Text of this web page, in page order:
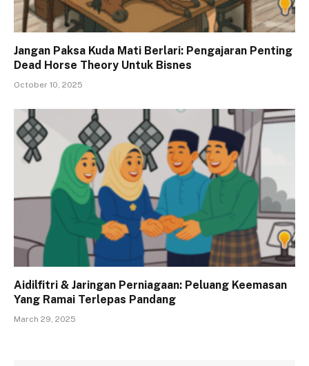
Jangan Paksa Kuda Mati Berlari: Pengajaran Penting
Dead Horse Theory Untuk Bisnes
October 10, 2025
Aidilfitri & Jaringan Perniagaan: Peluang Keemasan
Yang Ramai Terlepas Pandang
March 29, 2025